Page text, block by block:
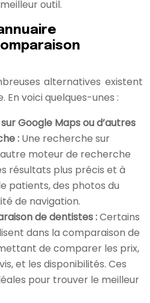
outil.
alternatives existent
voici quelques-unes :
Google Maps ou d’autres
: Une recherche sur
moteur de recherche
résultats plus précis et à
patients, des photos du
de navigation.
de dentistes :Certains
dans la comparaison de
de comparer les prix,
et les disponibilités. Ces
pour trouver le meilleur